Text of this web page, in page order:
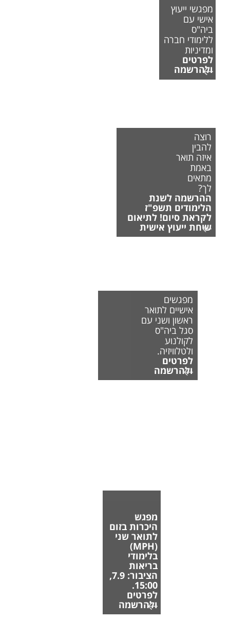
מפגשי ייעוץ
אישי עם
ביה"ס
ללימודי חברה
ומדיניות
לפרטים
ולהרשמה
רוצה
להבין
איזה תואר
באמת
מתאים
לך?
ההרשמה לשנת
הלימודים תשפ"ז
לקראת סיום! לתיאום
שיחת ייעוץ אישית
מפגשים
אישיים לתואר
ראשון ושני עם
סגל ביה"ס
לקולנוע
ולטלוויזיה.
לפרטים
ולהרשמה
מפגש
היכרות בזום
לתואר שני
(MPH)
בלימודי
בריאות
הציבור: 7.9,
15:00.
לפרטים
ולהרשמה